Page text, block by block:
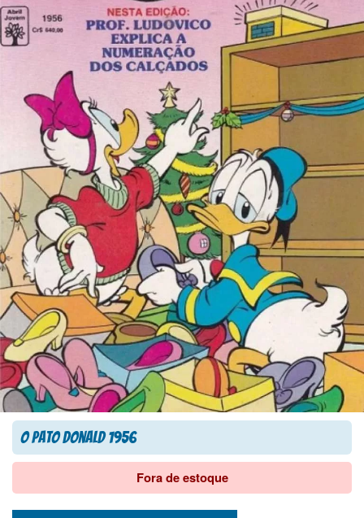
O Pato Donald 1956
Fora de estoque